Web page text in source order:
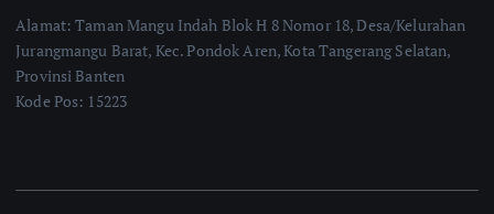
Alamat: Taman Mangu Indah Blok H 8 Nomor 18, Desa/Kelurahan
Jurangmangu Barat, Kec. Pondok Aren, Kota Tangerang Selatan,
Provinsi Banten
Kode Pos: 15223